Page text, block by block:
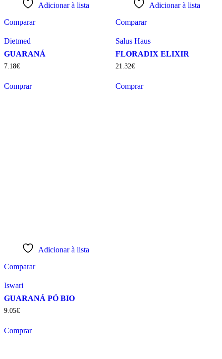
Adicionar à lista
Comparar
Dietmed
GUARANÁ
7 18€
Comprar
Adicionar à lista
Comparar
Salus Haus
FLORADIX ELIXIR
21 32€
Comprar
Adicionar à lista
Comparar
Iswari
GUARANÁ PÓ BIO
9 05€
Comprar